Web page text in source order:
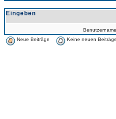
Eingeben
Neue Beiträge
Keine neuen Beiträge